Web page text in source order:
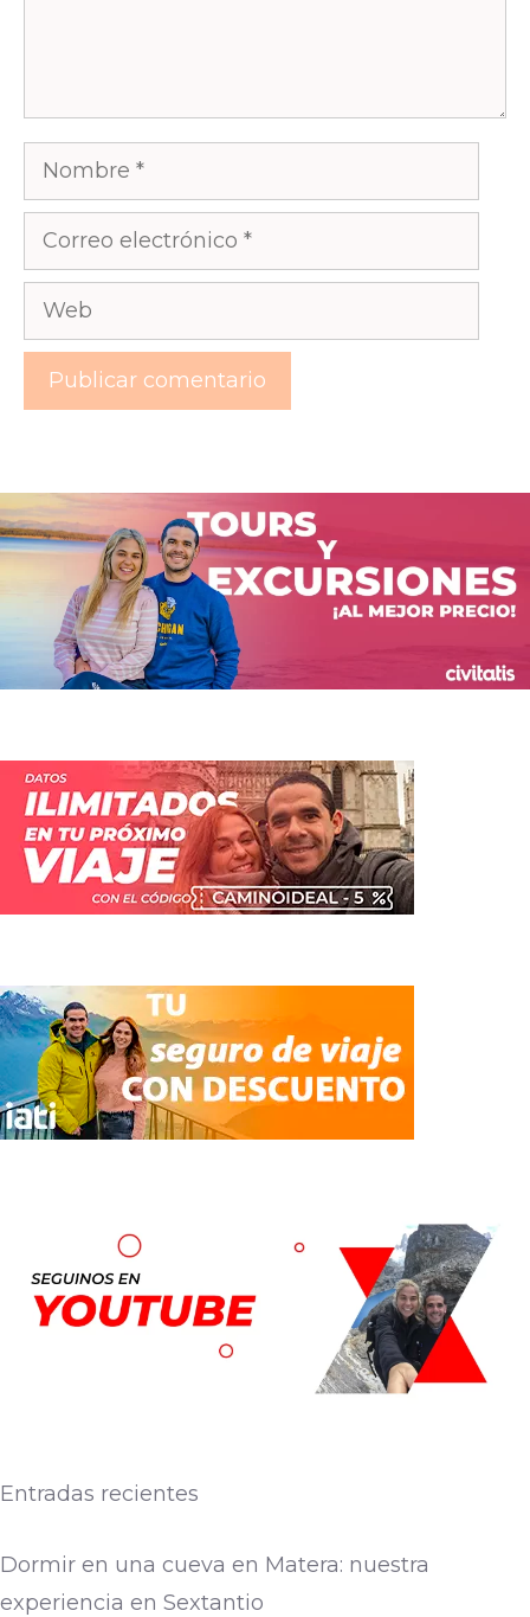
Entradas recientes
Dormir en una cueva en Matera: nuestra
experiencia en Sextantio